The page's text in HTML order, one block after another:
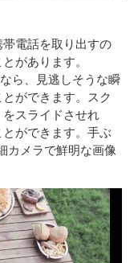
電話を取り出すの
があります。
ら、見逃しそうな瞬
ができます。スク
スライドさせれ
ができます。手ぶ
カメラで鮮明な画像